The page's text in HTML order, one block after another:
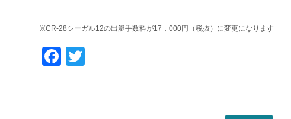
※CR-28シーガル12の出艇手数料が17，000円（税抜）に変更になります
Facebook